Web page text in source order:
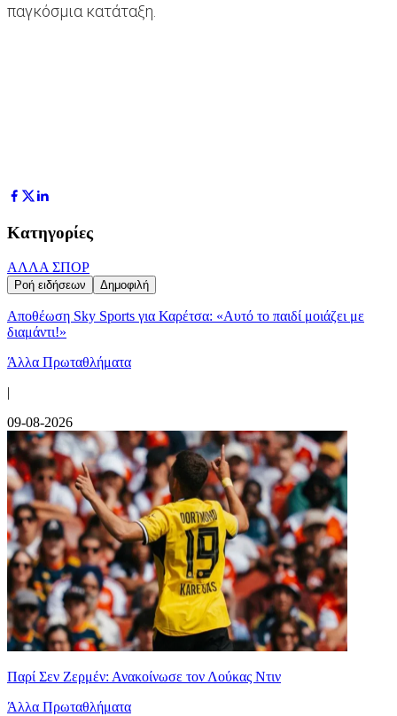
παγκόσμια κατάταξη.
Κατηγορίες
ΑΛΛΑ ΣΠΟΡ
Ροή ειδήσεων Δημοφιλή
Αποθέωση Sky Sports για Καρέτσα: «Αυτό το παιδί μοιάζει με
διαμάντι!»
Άλλα Πρωταθλήματα
|
09-08-2026
Παρί Σεν Ζερμέν: Ανακοίνωσε τον Λούκας Ντιν
Άλλα Πρωταθλήματα